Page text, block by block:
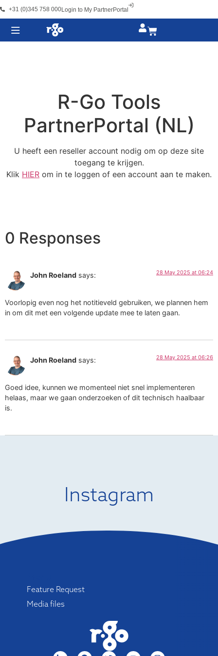
+31 (0)345 758 000Login to My PartnerPortal
R-Go Tools
PartnerPortal (NL)
U heeft een reseller account nodig om op deze site
toegang te krijgen.
Klik HIER om in te loggen of een account aan te maken.
0 Responses
John Roeland says: 28 May 2025 at 06:24
Voorlopig even nog het notitieveld gebruiken, we plannen hem
in om dit met een volgende update mee te laten gaan.
John Roeland says: 28 May 2025 at 06:26
Goed idee, kunnen we momenteel niet snel implementeren
helaas, maar we gaan onderzoeken of dit technisch haalbaar
is.
Instagram
Feature Request
Media files